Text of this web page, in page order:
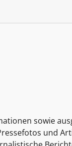
sowie
und